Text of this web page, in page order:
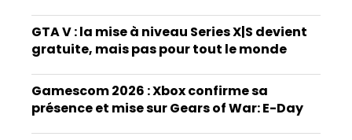
GTA V : la mise à niveau Series X|S devient
gratuite, mais pas pour tout le monde
Gamescom 2026 : Xbox confirme sa
présence et mise sur Gears of War: E-Day